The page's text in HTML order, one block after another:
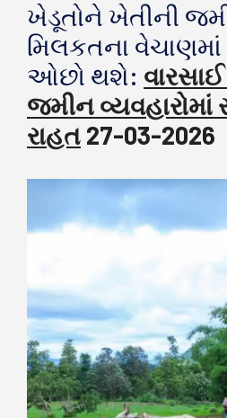
ખેડૂતોને ખેતીની
મિલકતના વેચાણમાં
ઓછો થશે:
જમીન વ્યવહારોમાં
રાહત 27-03-2026